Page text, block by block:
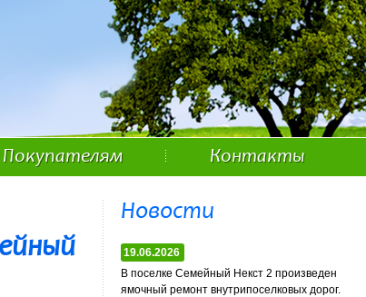
Покупателям Контакты
Новости
19.06.2026
В поселке Семейный Некст 2 произведен
ямочный ремонт внутрипоселковых дорог.